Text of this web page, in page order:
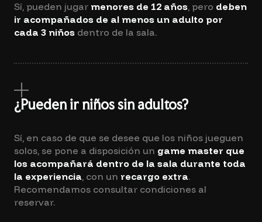
Sí, pueden jugar menores de 12 años, pero deben
ir acompañados de al menos un adulto por
cada 3 niños dentro de la sala.
¿Pueden ir niños sin adultos?
Sí, en caso de que se desee que los niños jueguen
solos, se pone a disposición un game master que
los acompañará dentro de la sala durante toda
la experiencia, con un recargo extra.
Recomendamos consultar condiciones al
reservar.